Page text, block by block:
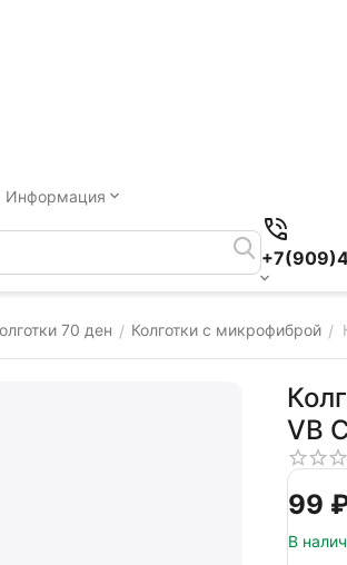
Информация
70 ден / Колготки c микрофиброй /
VB
‍99‍
В